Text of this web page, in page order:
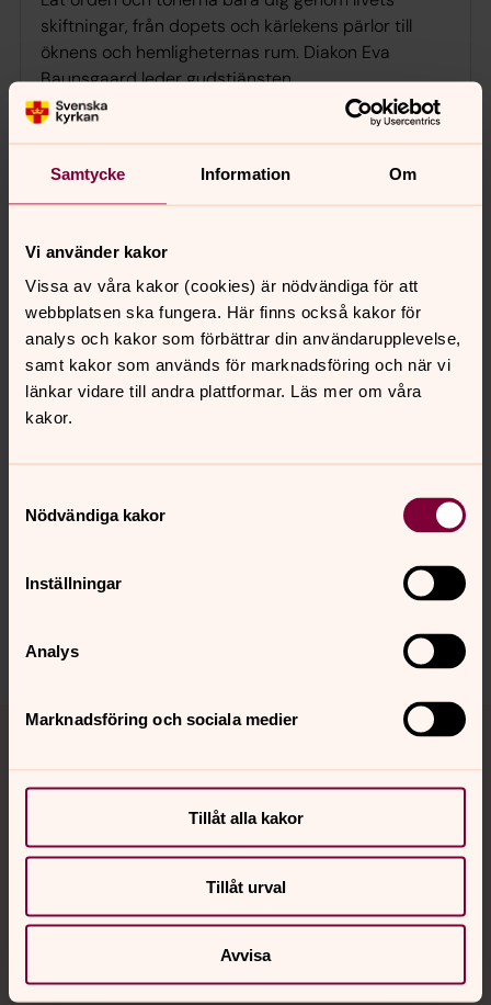
Samtycke Information Om
Vi använder kakor
Vissa av våra kakor (cookies) är nödvändiga för att
webbplatsen ska fungera. Här finns också kakor för
analys och kakor som förbättrar din användarupplevelse,
samt kakor som används för marknadsföring och när vi
länkar vidare till andra plattformar. Läs mer om våra
kakor.
Nödvändiga kakor
Inställningar
Analys
Marknadsföring och sociala medier
Tillåt alla kakor
Tillåt urval
Avvisa
skiftningar, från dopets och kärlekens pärlor till
öknens och hemligheternas rum. Diakon Eva
Baunsgaard leder gudstjänsten.
onsdag 2 september 2026·09.00–09.30
Präst Ingvar Pråmell
Ansvariga:
Visa fler händelser
Senast ändrad 1 augusti 2025
innehåll?
Dela
Tillbaka till toppen
Tillbaka till innehållet
Kalender
Hitta snabbt